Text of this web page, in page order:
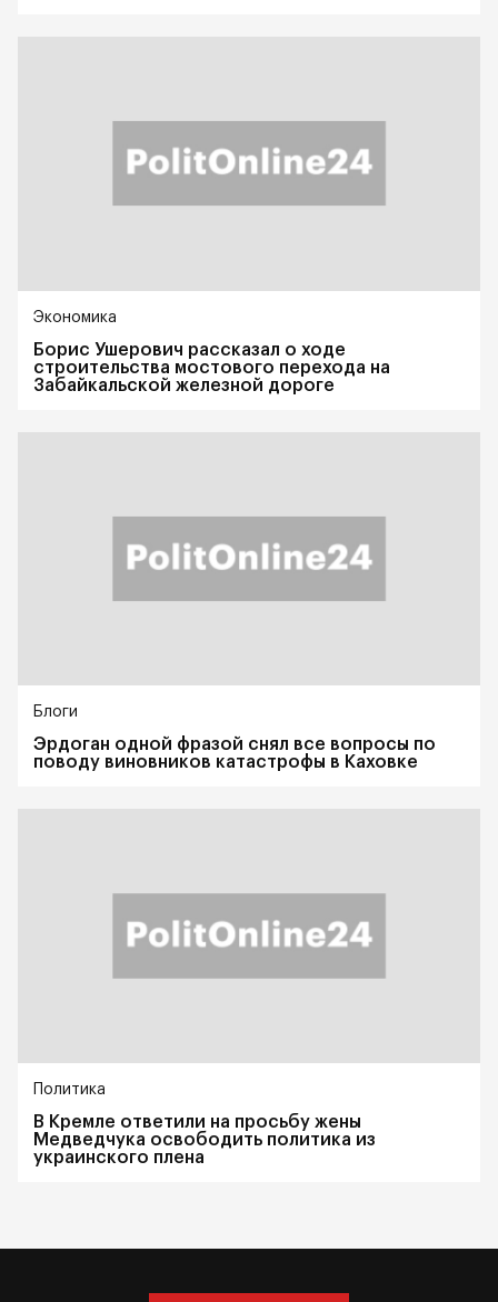
Экономика
Борис Ушерович рассказал о ходе
строительства мостового перехода на
Забайкальской железной дороге
Блоги
Эрдоган одной фразой снял все вопросы по
поводу виновников катастрофы в Каховке
Политика
В Кремле ответили на просьбу жены
Медведчука освободить политика из
украинского плена